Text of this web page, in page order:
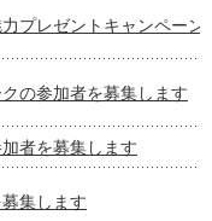
プレゼントキャンペーン
の参加者を募集します
者を募集します
集します